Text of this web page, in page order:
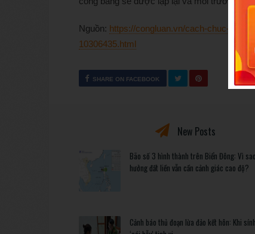
Nguồn: https://congluan.vn/cach-chuc-hieu-
10306435.html
SHARE ON FACEBOOK
New Posts
Bão số 3 hình thành trên Biển Đông: Vì
hưởng đất liền vẫn cần cảnh giác cao độ?
Cảnh báo thủ đoạn lừa đảo kết hôn: Khi